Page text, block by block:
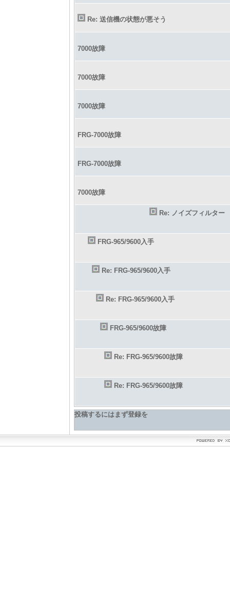
Re: 送信機の状態が悪そう
7000故障
7000故障
7000故障
FRG-7000故障
FRG-7000故障
7000故障
Re: ノイズフィルター
FRG-965/9600入手
Re: FRG-965/9600入手
Re: FRG-965/9600入手
FRG-965/9600故障
Re: FRG-965/9600故障
Re: FRG-965/9600故障
投稿するにはまず登録を